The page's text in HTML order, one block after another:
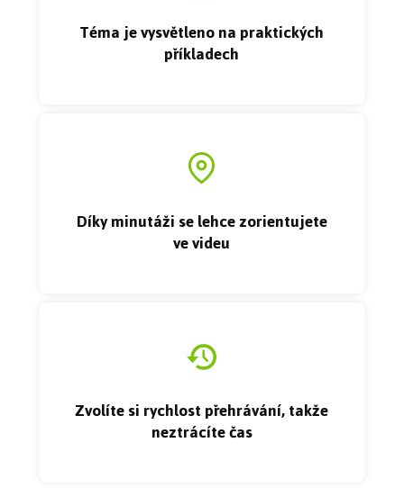
Téma je vysvětleno na praktických
příkladech
Díky minutáži se lehce zorientujete
ve videu
Zvolíte si rychlost přehrávání, takže
neztrácíte čas